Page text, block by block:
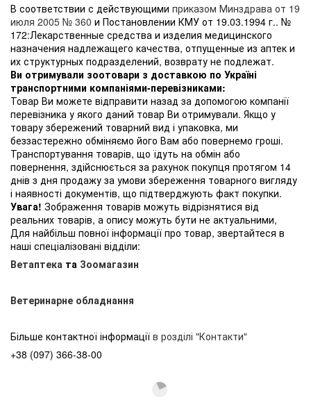
В соответствии с действующими приказом Минздрава от 19
июля 2005 № 360 и Постановлении КМУ от 19.03.1994 г.. №
172:Лекарственные средства и изделия медицинского
назначения надлежащего качества, отпущенные из аптек и
их структурных подразделений, возврату не подлежат.
Ви отримували зоотовари з доставкою по Україні
транспортними компаніями-перевізниками:
Товар Ви можете відправити назад за допомогою компанії
перевізника у якого даний товар Ви отримували. Якщо у
товару збережений товарний вид і упаковка, ми
беззастережно обміняємо його Вам або повернемо гроші.
Транспортування товарів, що їдуть на обмін або
повернення, здійснюється за рахунок покупця протягом 14
днів з дня продажу за умови збереження товарного вигляду
і наявності документів, що підтверджують факт покупки.
Увага! Зображення товарів можуть відрізнятися від
реальних товарів, а опису можуть бути не актуальними,
Для найбільш повної інформації про товар, звертайтеся в
наші спеціалізовані відділи:
Ветаптека та Зоомагазин
Ветеринарне обладнання
Більше контактної інформації в розділі "Контакти"
+38 (097) 366-38-00